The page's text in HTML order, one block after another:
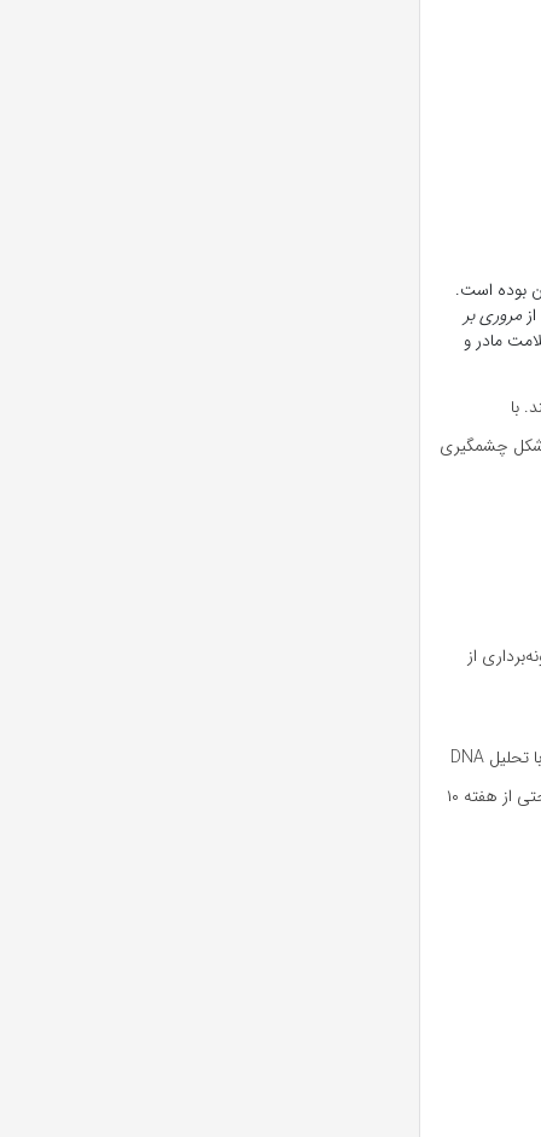
بوده است.
مروری بر
مادر و
با
شکل چشمگیری
از
امروزه تست‌های ژنتیکی غیرتهاجمی (NIPT) تحول بزرگی در این زمینه ایجاد کرده‌اند. این تست‌ها با تحلیل DNA
آزاد جنین در خون مادر می‌توانند بیماری‌هایی مثل سندروم داون، سندروم ادواردز و سندروم پاتو را حتی از هفته ۱۰